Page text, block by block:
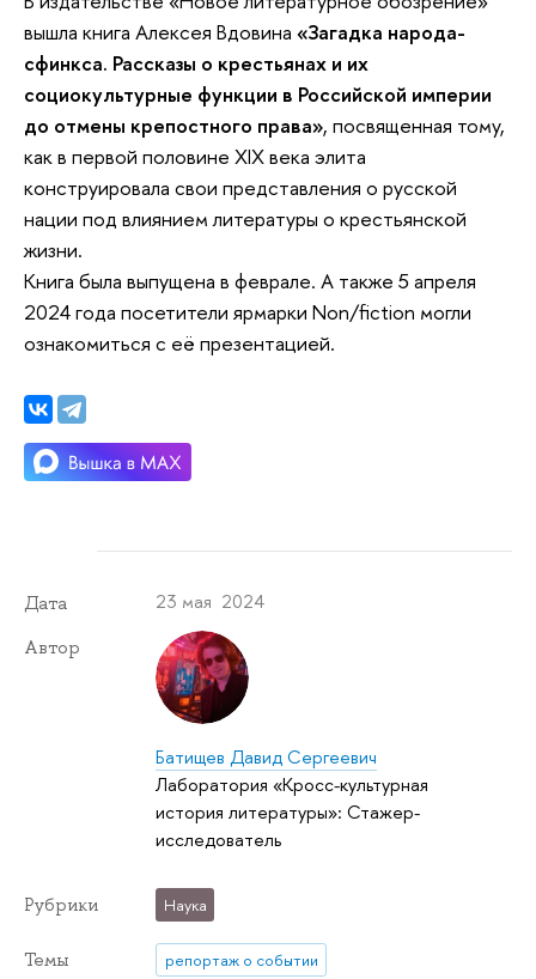
вышла книга Алексея Вдовина «Загадка народа-
сфинкса. Рассказы о крестьянах и их
социокультурные функции в Российской империи
до отмены крепостного права», посвященная тому,
как в первой половине XIX века элита
конструировала свои представления о русской
нации под влиянием литературы о крестьянской
жизни.
Книга была выпущена в феврале. А также 5 апреля
2024 года посетители ярмарки Non/fiction могли
ознакомиться с её презентацией.
Дата 23 мая 2024
Автор
Батищев Давид Сергеевич
Лаборатория «Кросс-культурная
история литературы»: Стажер-
исследователь
Рубрики Наука
Темы репортаж о событии